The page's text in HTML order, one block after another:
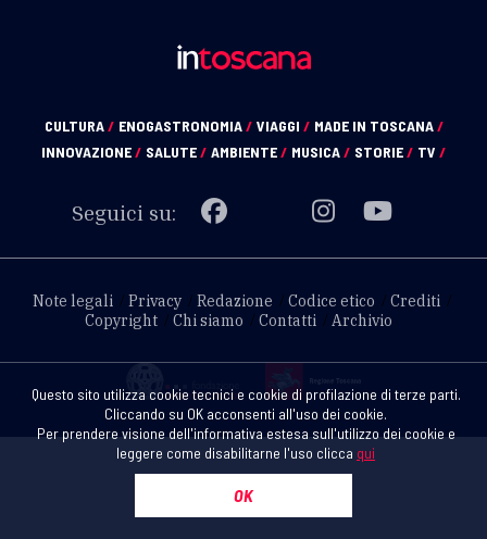
CULTURA/ ENOGASTRONOMIA/ VIAGGI / MADE IN TOSCANA/
INNOVAZIONE/ SALUTE/ AMBIENTE/ MUSICA/ STORIE/ TV /
Seguici su:
Note legali Privacy Redazione Codice etico
Crediti
Copyright
Chi siamo Contatti Archivio
Questo sito utilizza cookie tecnici e cookie di profilazione di terze parti.
Cliccando su OK acconsenti all'uso dei cookie.
Per prendere visione dell'informativa estesa sull'utilizzo dei cookie e
leggere come disabilitarne l'uso clicca qui
OK